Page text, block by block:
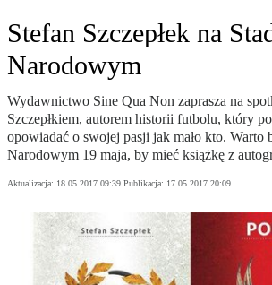
Stefan Szczepłek na
Narodowym
Wydawnictwo Sine Qua Non zaprasza na
Szczepłkiem, autorem historii futbolu, który
opowiadać o swojej pasji jak mało kto. Warto
Narodowym 19 maja, by mieć książkę z
Aktualizacja: 18.05.2017 09:39 Publikacja: 17.05.2017 20:09